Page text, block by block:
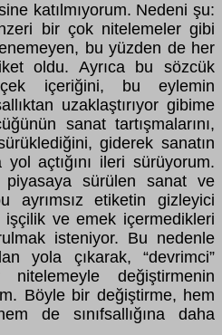
katılmıyorum. Nedeni şu:
bir çok nitelemeler gibi
bu yüzden de her
oldu. Ayrıca bu sözcük
içeriğini, bu eylemin
uzaklaştırıyor gibime
sanat tartışmalarını,
giderek sanatın
yol açtığını ileri sürüyorum.
piyasaya sürülen sanat ve
ayrımsız etiketin gizleyici
ve emek içermedikleri
isteniyor. Bu nedenle
yola çıkarak, “devrimci”
değiştirmenin
Böyle bir değiştirme, hem
de sınıfsallığına daha